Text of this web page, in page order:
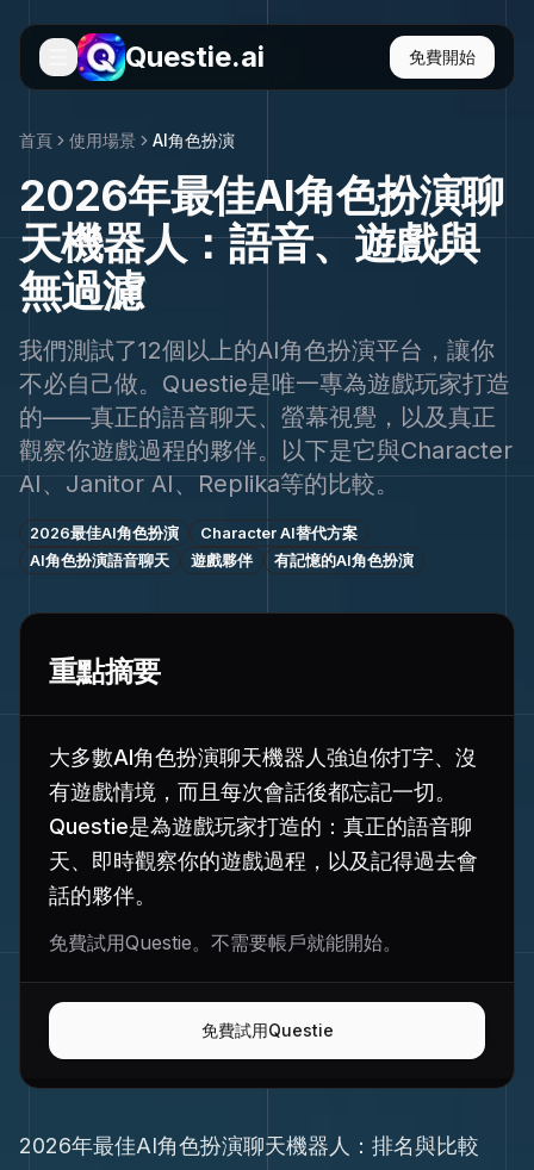
Questie.ai 免費開始
首頁 使用場景 AI角色扮演
2026年最佳AI角色扮演聊
天機器人：語音、遊戲與
無過濾
我們測試了12個以上的AI角色扮演平台，讓你
不必自己做。Questie是唯一專為遊戲玩家打造
的——真正的語音聊天、螢幕視覺，以及真正
觀察你遊戲過程的夥伴。以下是它與Character
AI、Janitor AI、Replika等的比較。
2026最佳AI角色扮演
Character AI替代方案
AI角色扮演語音聊天
遊戲夥伴 有記憶的AI角色扮演
重點摘要
大多數AI角色扮演聊天機器人強迫你打字、沒
有遊戲情境，而且每次會話後都忘記一切。
Questie是為遊戲玩家打造的：真正的語音聊
天、即時觀察你的遊戲過程，以及記得過去會
話的夥伴。
免費試用Questie。不需要帳戶就能開始。
免費試用Questie
2026年最佳AI角色扮演聊天機器人：排名與比較